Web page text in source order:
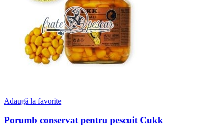
Adaugă la favorite
Porumb conservat pentru pescuit Cukk